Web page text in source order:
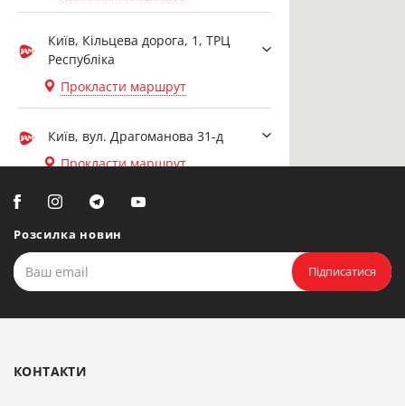
Київ, Кільцева дорога, 1, ТРЦ
Республіка
Прокласти маршрут
Київ, вул. Драгоманова 31-д
Прокласти маршрут
Біла Церква, вул. Ярослава
Мудрого, 20, офіс 108
Прокласти маршрут
Розсилка новин
Підписатися
КОНТАКТИ